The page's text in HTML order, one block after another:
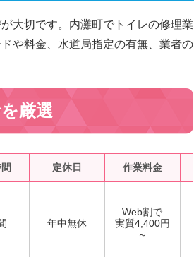
大切です。内灘町でトイレの修理業
や料金、水道局指定の有無、業者の
厳選
定休日 作業料金
年中無休
Web割で
実質4,400円
～